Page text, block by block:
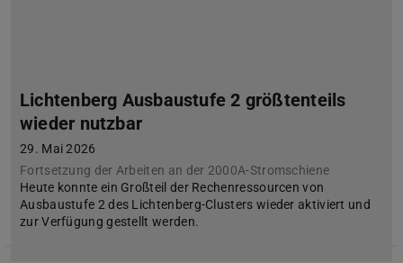
Lichtenberg Ausbaustufe 2 größtenteils
wieder nutzbar
29. Mai 2026
Fortsetzung der Arbeiten an der 2000A-Stromschiene
Heute konnte ein Großteil der Rechenressourcen von
Ausbaustufe 2 des Lichtenberg-Clusters wieder aktiviert und
zur Verfügung gestellt werden.